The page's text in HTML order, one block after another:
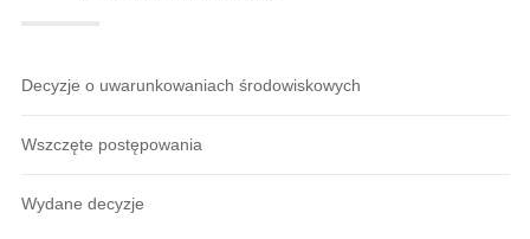
Decyzje o uwarunkowaniach środowiskowych
Wszczęte postępowania
Wydane decyzje